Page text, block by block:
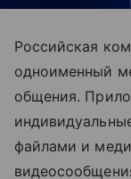
Российская
одноименный
общения.
файлами и